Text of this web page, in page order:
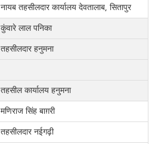
नायब तहसीलदार कार्यालय देवतालाब, सितापुर
कुंवारे लाल पनिका
तहसीलदार हनुमना
तहसील कार्यालय हनुमना
मणिराज सिंह बाग़री
तहसीलदार नईगढ़ी